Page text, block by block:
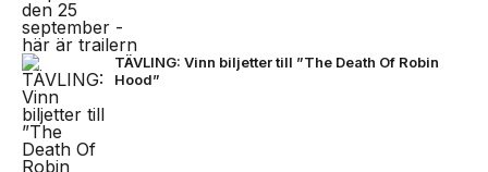
TÄVLING: Vinn biljetter till ”The Death Of Robin
Hood”